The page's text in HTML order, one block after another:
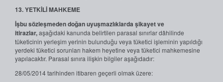
13. YETKİLİ MAHKEME
İşbu sözleşmeden doğan uyuşmazlıklarda şikayet ve
itirazlar,aşağıdaki kanunda belirtilen parasal sınırlar dâhilinde
tüketicinin yerleşim yerinin bulunduğu veya tüketici işleminin yapıldığı
yerdeki tüketici sorunları hakem heyetine veya tüketici mahkemesine
yapılacaktır. Parasal sınıra ilişkin bilgiler aşağıdadır:
28/05/2014 tarihinden itibaren geçerli olmak üzere: